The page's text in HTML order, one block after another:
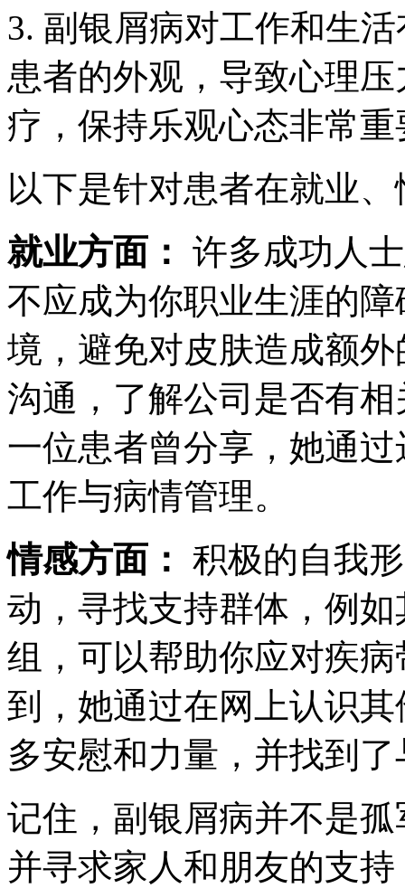
3. 副银屑病对工作和生
患者的外观，导致心理
疗，保持乐观心态非常重
以下是针对患者在就业
就业方面： 许多成功人
不应成为你职业生涯的
境，避免对皮肤造成额
沟通，了解公司是否有
一位患者曾分享，她通
工作与病情管理。
情感方面： 积极的自我
动，寻找支持群体，例
组，可以帮助你应对疾
到，她通过在网上认识
多安慰和力量，并找到
记住，副银屑病并不是
并寻求家人和朋友的支